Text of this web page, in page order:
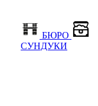
БЮРО
СУНДУКИ